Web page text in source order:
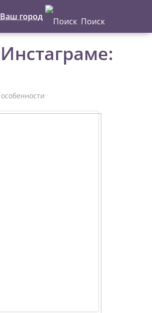
Ваш город Поиск
Написать отзыв
Главная
Статьи